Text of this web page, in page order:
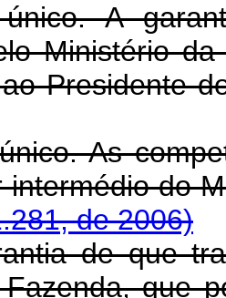
único. A
Ministério
Presidente
As
intermédio
de 2006)
de que
que